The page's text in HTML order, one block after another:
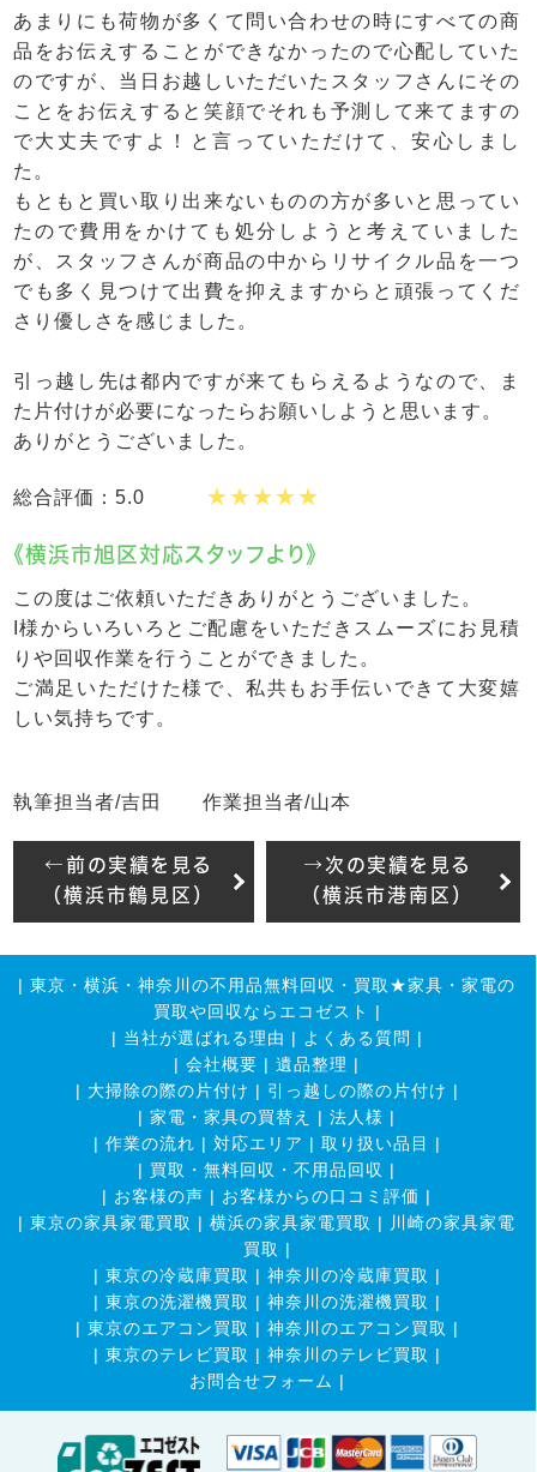
あまりにも荷物が多くて問い合わせの時にすべての商
品をお伝えすることができなかったので心配していた
のですが、当日お越しいただいたスタッフさんにその
ことをお伝えすると笑顔でそれも予測して来てますの
で大丈夫ですよ！と言っていただけて、安心しまし
た。
もともと買い取り出来ないものの方が多いと思ってい
たので費用をかけても処分しようと考えていました
が、スタッフさんが商品の中からリサイクル品を一つ
でも多く見つけて出費を抑えますからと頑張ってくだ
さり優しさを感じました。
引っ越し先は都内ですが来てもらえるようなので、ま
た片付けが必要になったらお願いしようと思います。
ありがとうございました。
総合評価：5.0 ★★★★★
《横浜市旭区対応スタッフより》
この度はご依頼いただきありがとうございました。
I様からいろいろとご配慮をいただきスムーズにお見積
りや回収作業を行うことができました。
ご満足いただけた様で、私共もお手伝いできて大変嬉
しい気持ちです。
執筆担当者/吉田 作業担当者/山本
←前の実績を見る
（横浜市鶴見区）
→次の実績を見る
（横浜市港南区）
| 東京・横浜・神奈川の不用品無料回収・買取★家具・家電の
買取や回収ならエコゼスト
|
| 当社が選ばれる理由 | よくある質問 |
| 会社概要 | 遺品整理 |
| 大掃除の際の片付け | 引っ越しの際の片付け |
| 家電・家具の買替え | 法人様 |
| 作業の流れ | 対応エリア | 取り扱い品目
|
| 買取・無料回収・不用品回収 |
| お客様の声 | お客様からの口コミ評価 |
| 東京の家具家電買取 | 横浜の家具家電買取 |
川崎の家具家電
買取 |
| 東京の冷蔵庫買取 | 神奈川の冷蔵庫買取 |
| 東京の洗濯機買取 | 神奈川の洗濯機買取 |
| 東京のエアコン買取 | 神奈川のエアコン買取 |
| 東京のテレビ買取 | 神奈川のテレビ買取 |
お問合せフォーム |